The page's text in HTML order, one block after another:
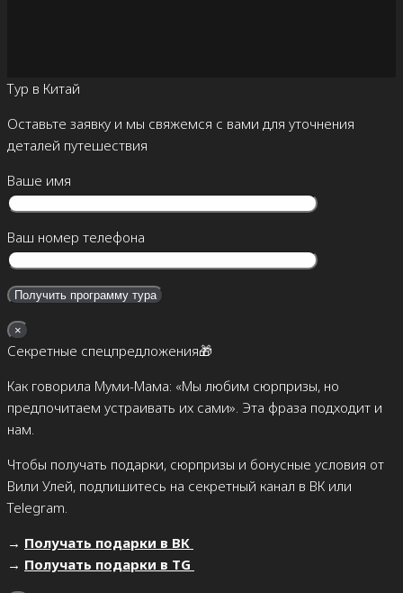
Тур в Китай
Оставьте заявку и мы свяжемся с вами для уточнения
деталей путешествия
Ваше имя
Ваш номер телефона
×
Секретные спецпредложения🎁
Как говорила Муми-Мама: «Мы любим сюрпризы, но
предпочитаем устраивать их сами». Эта фраза подходит и
нам.
Чтобы получать подарки, сюрпризы и бонусные условия от
Вили Улей, подпишитесь на секретный канал в ВК или
Telegram.
→ Получать подарки в ВК
→ Получать подарки в TG